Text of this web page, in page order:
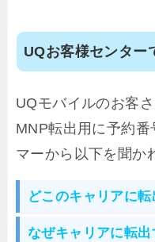
UQお客様センター
UQモバイルのお客
MNP転出用に予約番
マーから以下を聞か
どこのキャリアに転
なぜキャリアに転出